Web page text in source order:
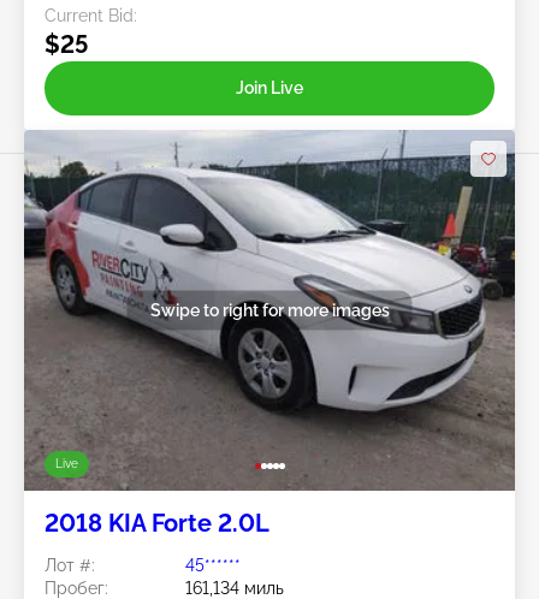
Current Bid:
$25
Join Live
Live
Swipe to right for more images
2018 KIA Forte 2.0L
Лот #:
45******
Пробег:
161,134 миль